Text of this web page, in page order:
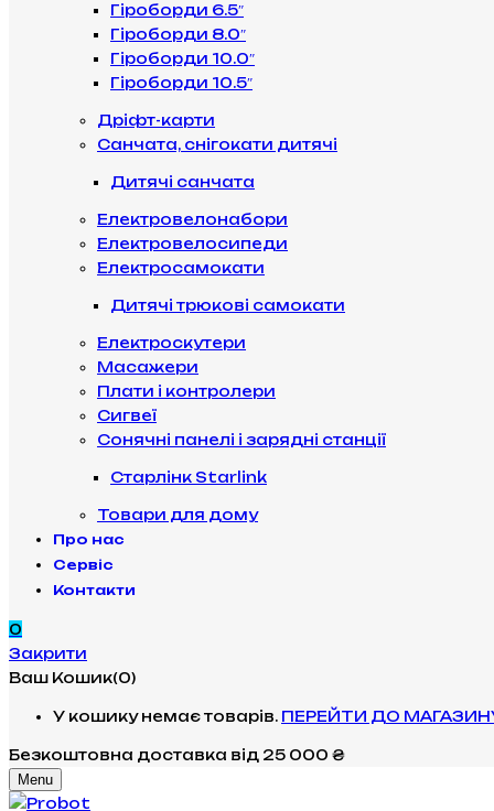
Гіроборди 6.5″
Гіроборди 8.0″
Гіроборди 10.0″
Гіроборди 10.5″
Дріфт-карти
Санчата, снігокати дитячі
Дитячі санчата
Електровелонабори
Електровелосипеди
Електросамокати
Дитячі трюкові самокати
Електроскутери
Масажери
Плати і контролери
Сигвеї
Сонячні панелі і зарядні станції
Старлінк Starlink
Товари для дому
Про нас
Сервіс
Контакти
0
Закрити
Ваш Кошик(0)
У кошику немає товарів. ПЕРЕЙТИ ДО
Безкоштовна доставка від 25 000 ₴
Menu